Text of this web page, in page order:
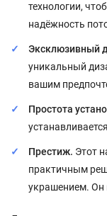
технологии,
надёжность
Эксклюзивный
уникальный
вашим
Простота
Престиж. Этот
практичным
украшением. Он